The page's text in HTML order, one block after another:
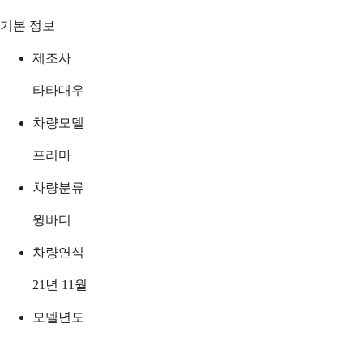
기본 정보
제조사
타타대우
차량모델
프리마
차량분류
윙바디
차량연식
21년 11월
모델년도